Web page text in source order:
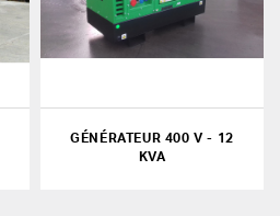
GÉNÉRATEUR 400 V - 12
KVA